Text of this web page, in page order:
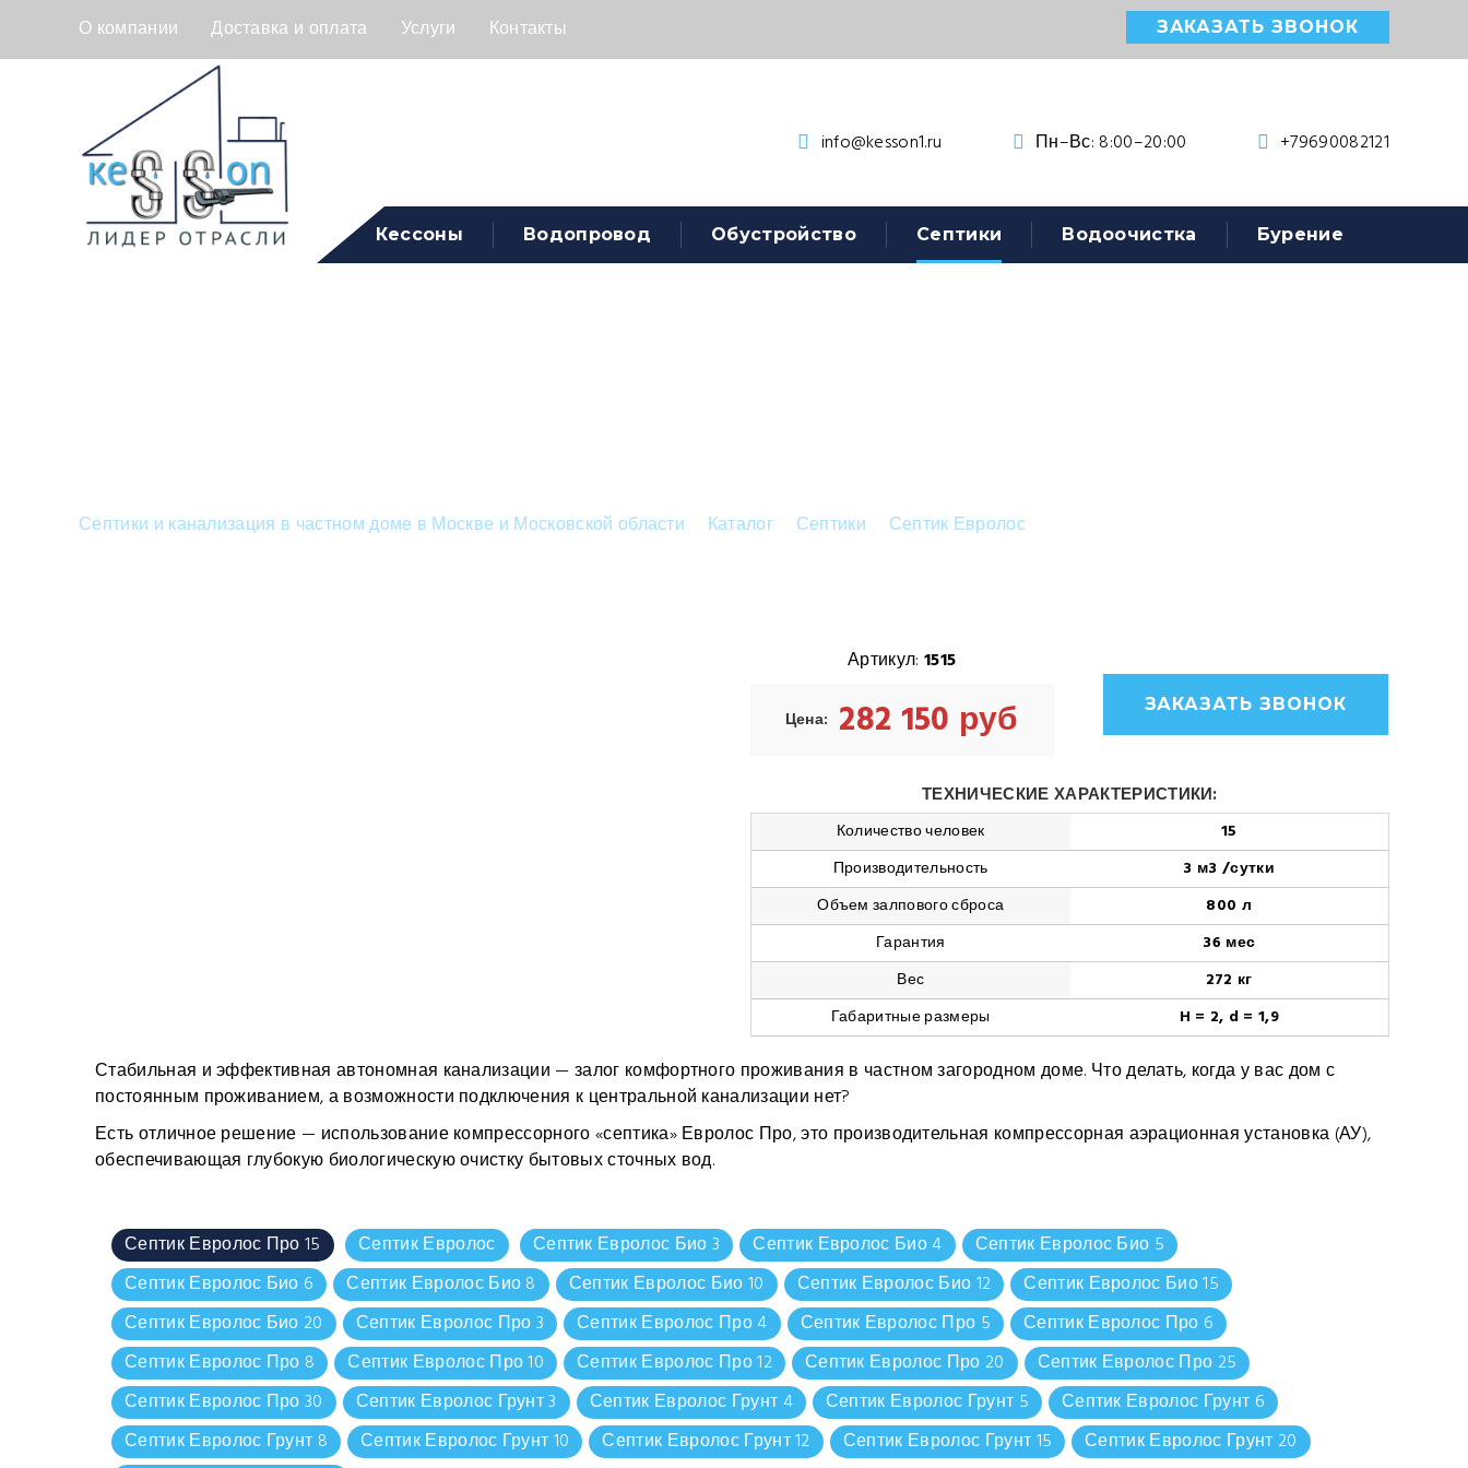
О компании Доставка и оплата Услуги Контакты ЗАКАЗАТЬ ЗВОНОК
info@kesson1.ru Пн–Вс: 8:00–20:00 +79690082121
Кессоны Водопровод Обустройство Септики Водоочистка Бурение
Септики и канализация в частном доме в Москве и Московской области Каталог Септики Септик Евролос
Артикул:1515
Цена: 282 150 руб ЗАКАЗАТЬ ЗВОНОК
ТЕХНИЧЕСКИЕ ХАРАКТЕРИСТИКИ:
Количество человек
15
Производительность
3 м3 /сутки
Объем залпового сброса
800 л
Гарантия
36 мес
Вес
272 кг
Габаритные размеры
H = 2, d = 1,9
Стабильная и эффективная автономная канализации — залог комфортного проживания в частном загородном доме. Что делать, когда у вас дом с
постоянным проживанием, а возможности подключения к центральной канализации нет?
Есть отличное решение — использование компрессорного «септика» Евролос Про, это производительная компрессорная аэрационная установка (АУ),
обеспечивающая глубокую биологическую очистку бытовых сточных вод.
Септик Евролос Про 15 Септик Евролос Септик Евролос Био 3 Септик Евролос Био 4
Септик Евролос Био 5
Септик Евролос Био 6
Септик Евролос Био 8 Септик Евролос Био 10 Септик Евролос Био 12
Септик Евролос Био 15
Септик Евролос Био 20
Септик Евролос Про 3 Септик Евролос Про 4 Септик Евролос Про 5
Септик Евролос Про 6
Септик Евролос Про 8
Септик Евролос Про 10 Септик Евролос Про 12 Септик Евролос Про 20
Септик Евролос Про 25
Септик Евролос Про 30
Септик Евролос Грунт 3 Септик Евролос Грунт 4 Септик Евролос Грунт 5
Септик Евролос Грунт 6
Септик Евролос Грунт 8
Септик Евролос Грунт 10 Септик Евролос Грунт 12 Септик Евролос Грунт 15
Септик Евролос Грунт 20